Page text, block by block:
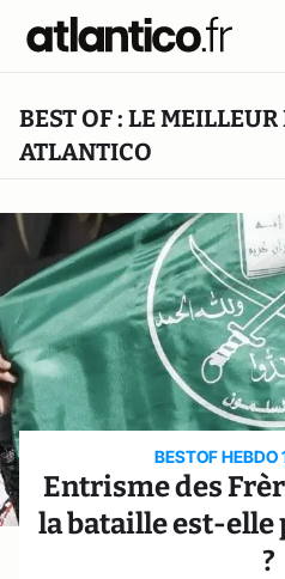
BEST OF : LE
ATLANTICO
BESTOF HEBDO
Entrisme des
la bataille est-elle
?